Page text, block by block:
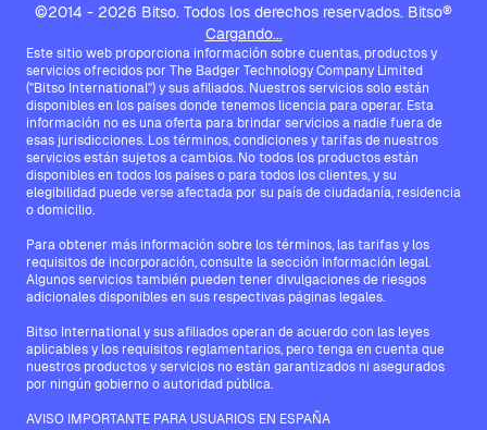
©2014 - 2026 Bitso. Todos los derechos reservados. Bitso®
Cargando...
Este sitio web proporciona información sobre cuentas, productos y
servicios ofrecidos por The Badger Technology Company Limited
("Bitso International") y sus afiliados. Nuestros servicios solo están
disponibles en los países donde tenemos licencia para operar. Esta
información no es una oferta para brindar servicios a nadie fuera de
esas jurisdicciones. Los términos, condiciones y tarifas de nuestros
servicios están sujetos a cambios. No todos los productos están
disponibles en todos los países o para todos los clientes, y su
elegibilidad puede verse afectada por su país de ciudadanía, residencia
o domicilio.
Para obtener más información sobre los términos, las tarifas y los
requisitos de incorporación, consulte la sección Información legal.
Algunos servicios también pueden tener divulgaciones de riesgos
adicionales disponibles en sus respectivas páginas legales.
Bitso International y sus afiliados operan de acuerdo con las leyes
aplicables y los requisitos reglamentarios, pero tenga en cuenta que
nuestros productos y servicios no están garantizados ni asegurados
por ningún gobierno o autoridad pública.
AVISO IMPORTANTE PARA USUARIOS EN ESPAÑA